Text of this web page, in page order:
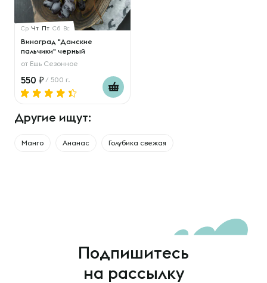
Ср Чт Пт Сб Вс
Виноград "Дамские
пальчики" черный
от Ешь Сезонное
550 / 500 г.
Другие ищут:
Манго Ананас Голубика свежая
Подпишитесь
на рассылку